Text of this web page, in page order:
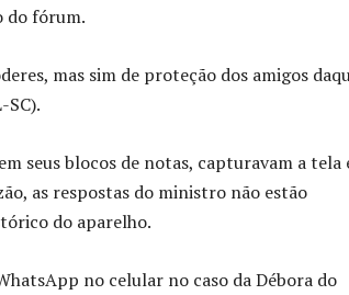
do fórum.
mas sim de proteção dos amigos
SC).
seus blocos de notas, capturavam a tela
as respostas do ministro não estão
do aparelho.
no celular no caso da Débora do